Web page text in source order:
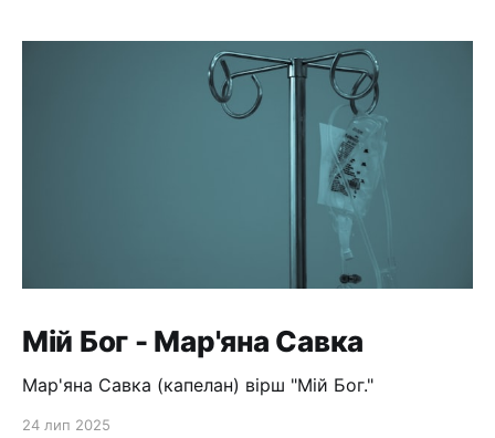
Мій Бог - Мар'яна Савка
Мар'яна Савка (капелан) вірш "Мій Бог."
24 лип 2025